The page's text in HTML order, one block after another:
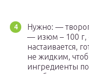
Нужно: —
— изюм – 100 г,
настаивается,
не жидким,
ингредиенты